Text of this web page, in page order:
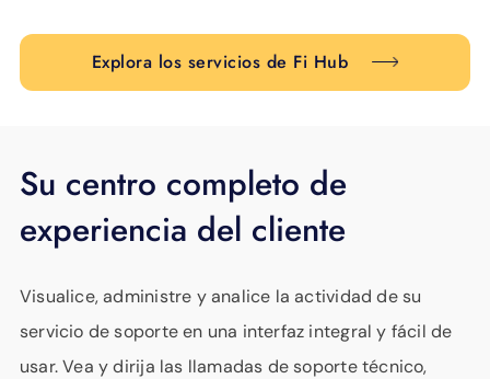
Explora los servicios de Fi Hub
Su centro completo de
experiencia del cliente
Visualice, administre y analice la actividad de su
servicio de soporte en una interfaz integral y fácil de
usar. Vea y dirija las llamadas de soporte técnico,